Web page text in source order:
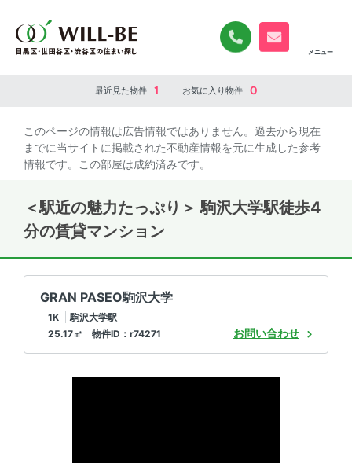
0120-840-834
無料お問い合
最近見た物件 1 お気に入り物件 0
このページの情報は広告情報ではありません。過去から現在
までに当サイトに掲載された不動産情報を元に生成した参考
情報です。この部屋は成約済みです。
＜駅近の魅力たっぷり＞ 駒沢大学駅徒歩4
分の賃貸マンション
GRAN PASEO駒沢大学
1K
駒沢大学駅
25.17㎡ 物件ID：r74271
お問い合わせ